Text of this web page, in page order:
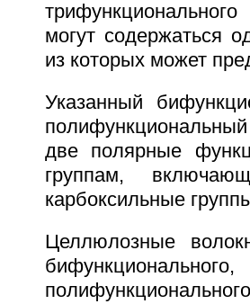
могут содержаться
из которых может
Указанный
две полярные
группам,
карбоксильные
Целлюлозные